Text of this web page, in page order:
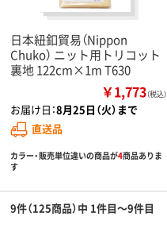
日本紐釦貿易（Nippon
Chuko） ニット用トリコット
裏地 122cm×1m T630
￥1,773（税込）
お届け日：8月25日（火）まで
直送品
カラー・販売単位違いの商品が4商品ありま
す
9件（125商品）中 1件目～9件目